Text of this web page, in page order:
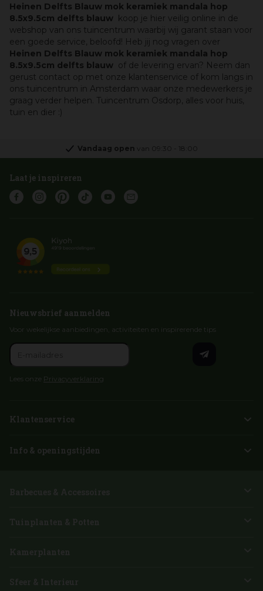
Heinen Delfts Blauw mok keramiek mandala hop
8.5x9.5cm delfts blauw koop je hier veilig online in de
webshop van ons tuincentrum waarbij wij garant staan voor
een goede service, beloofd! Heb jij nog vragen over
Heinen Delfts Blauw mok keramiek mandala hop
8.5x9.5cm delfts blauw of de levering ervan? Neem dan
gerust contact op met onze klantenservice of kom langs in
ons tuincentrum in Amsterdam waar onze medewerkers je
graag verder helpen. Tuincentrum Osdorp, alles voor huis,
tuin en dier :)
Vandaag open van 09:30 18:00
Laat je inspireren
Nieuwsbrief aanmelden
Voor wekelijkse aanbiedingen, activiteiten en inspirerende tips
Lees onze Privacyverklaring
Klantenservice
Info & openingstijden